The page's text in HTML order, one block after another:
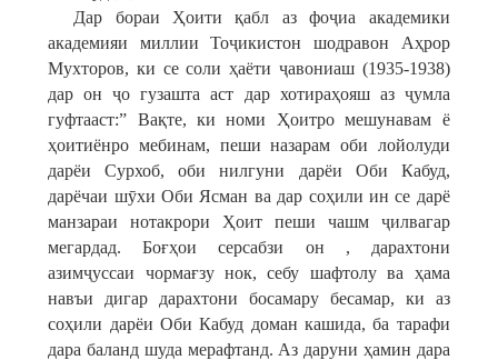
Дар бораи Ҳоити қабл аз фоҷиа академики
академияи миллии Тоҷикистон шодравон Аҳрор
Мухторов, ки се соли ҳаёти ҷавониаш (1935-1938)
дар он ҷо гузашта аст дар хотираҳояш аз ҷумла
гуфтааст:” Вақте, ки номи Ҳоитро мешунавам ё
ҳоитиёнро мебинам, пеши назарам оби лойолуди
дарёи Сурхоб, оби нилгуни дарёи Оби Кабуд,
дарёчаи шӯхи Оби Ясман ва дар соҳили ин се дарё
манзараи нотакрори Ҳоит пеши чашм ҷилвагар
мегардад. Боғҳои серсабзи он , дарахтони
азимҷуссаи чормағзу нок, себу шафтолу ва ҳама
навъи дигар дарахтони босамару бесамар, ки аз
соҳили дарёи Оби Кабуд доман кашида, ба тарафи
дара баланд шуда мерафтанд. Аз даруни ҳамин дара